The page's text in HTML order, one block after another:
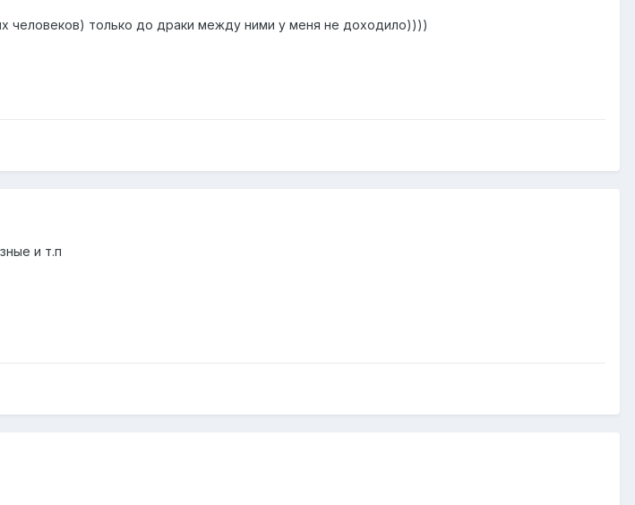
человеков) только до драки между ними у меня не доходило))))
и т.п